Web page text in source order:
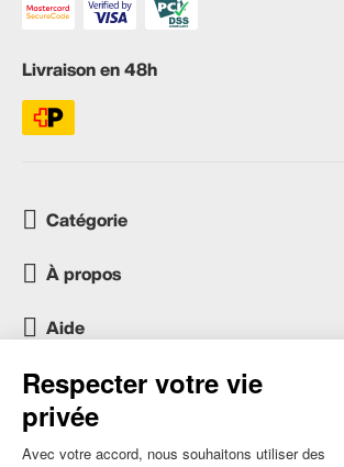
Livraison en 48h
Catégorie
À propos
Aide
Service client
occasion.migros.mobile@recommerce.com